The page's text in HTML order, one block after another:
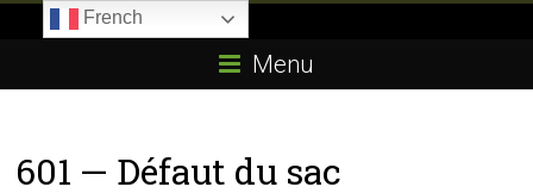
E85.com
passion
Menu
601 — Défaut du sac
French